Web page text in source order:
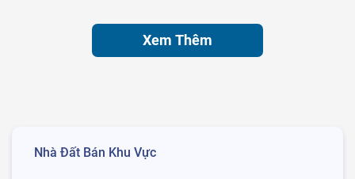
Xem Thêm
Nhà Đất Bán Khu Vực